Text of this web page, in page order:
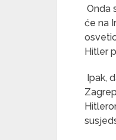
Onda
će na
Hitler
Ipak,